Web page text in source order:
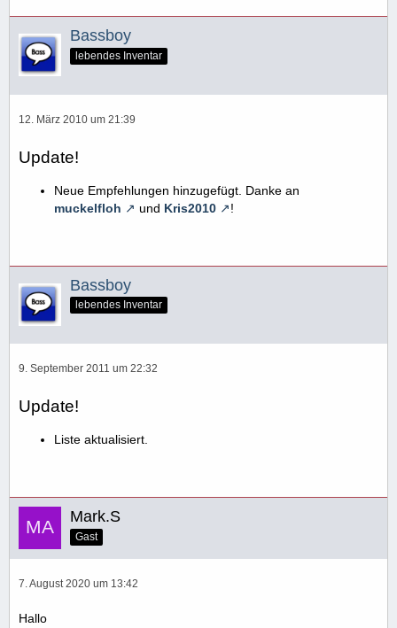
Bassboy
lebendes Inventar
12. März 2010 um 21:39
Update!
Neue Empfehlungen hinzugefügt. Danke an
muckelfloh
und Kris2010 !
Bassboy
lebendes Inventar
9. September 2011 um 22:32
Update!
Liste aktualisiert.
Mark.S
Gast
7. August 2020 um 13:42
Hallo